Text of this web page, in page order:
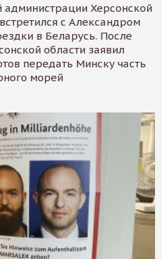
администрации Херсонской
с Александром
в Беларусь. После
области заявил
передать Минску часть
морей